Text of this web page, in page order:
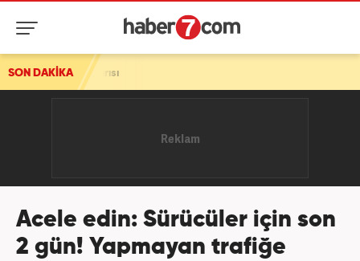
SON DAKİKA
Acele edin: Sürücüler için son
2 gün! Yapmayan trafiğe